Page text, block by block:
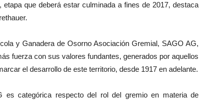
que deberá estar culminada a fines de 2017, destaca
y Ganadera de Osorno Asociación Gremial, SAGO AG,
fuerza con sus valores fundantes, generados por aquellos
el desarrollo de este territorio, desde 1917 en adelante.
es categórica respecto del rol del gremio en materia de